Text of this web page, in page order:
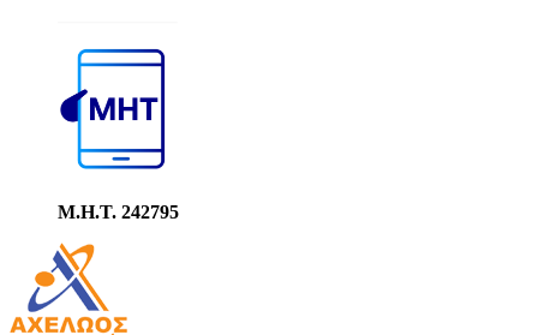
Μ.Η.Τ. 242795